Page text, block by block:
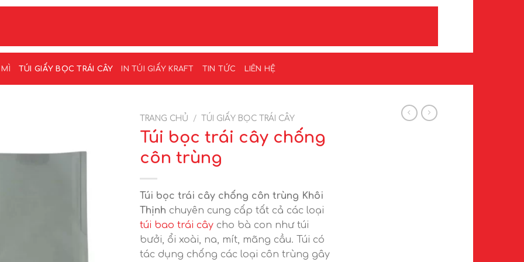
TÚI GIẤY BỌC TRÁI CÂY IN TÚI GIẤY KRAFT TIN TỨC LIÊN HỆ
TRANG CHỦ / TÚI GIẤY BỌC TRÁI CÂY
Túi bọc trái cây chống
côn trùng
Túi bọc trái cây chống côn trùng Khôi
Thịnh chuyên cung cấp tất cả các loại
túi bao trái cây cho bà con như túi
bưởi, ổi xoài, na, mít, mãng cầu. Túi có
tác dụng chống các loại côn trùng gây